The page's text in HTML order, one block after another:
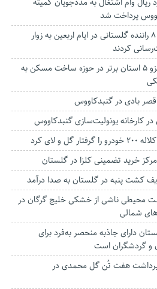
پرداخت شد
۲ هزار و ۸۰۰ راننده گلستانی در ایام اربعین به زوار
کردند
گلستان جزو ۵ استان برتر در حوزه ساخت مسکن به
بادی در گنبدکاووس
کارخانه یونولیت‌سازی گنبدکاووس
گل و لای کرد
کشت پنبه در گلستان به صدا درآمد
محیطی ناشی از خشکی خلیج گرگان در
شمالی
دارای جاذبه منحصر به‌فرد برای
و گردشگران است
هفت تُن گل محمدی در